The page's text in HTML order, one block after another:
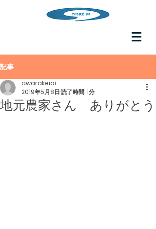
記事
地元農家さん ありがとう
awarakeiai
2019年5月8日読了時間: 1分